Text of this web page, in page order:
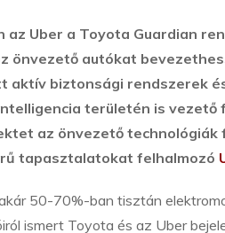
Uber a Toyota Guardian
önvezető autókat
aktív biztonsági rendszerek
területén is vezető
az önvezető
tapasztalatokat felhalmozó
50-70%-ban tisztán
ismert Toyota és az Uber